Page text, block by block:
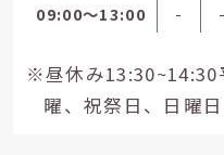
09:00〜13:00
- -
※昼休み
曜、祝祭日、日曜日